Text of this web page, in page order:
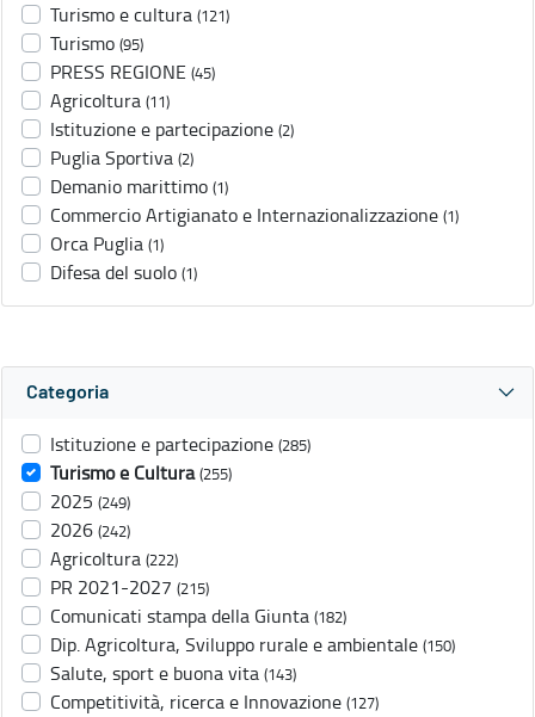
Turismo e cultura (121)
Turismo (95)
PRESS REGIONE (45)
Agricoltura (11)
Istituzione e partecipazione (2)
Puglia Sportiva (2)
Demanio marittimo (1)
Commercio Artigianato e Internazionalizzazione (1)
Orca Puglia (1)
Difesa del suolo (1)
Categoria
Istituzione e partecipazione (285)
Turismo e Cultura (255)
2025 (249)
2026 (242)
Agricoltura (222)
PR 2021-2027 (215)
Comunicati stampa della Giunta (182)
Dip. Agricoltura, Sviluppo rurale e ambientale (150)
Salute, sport e buona vita (143)
Competitività, ricerca e Innovazione (127)